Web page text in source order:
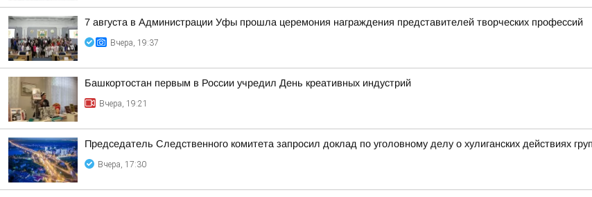
7 августа в Администрации Уфы прошла церемония награждения представителей творческих профессий
Вчера, 19:37
Башкортостан первым в России учредил День креативных индустрий
Вчера, 19:21
Председатель Следственного комитета запросил доклад по уголовному делу о хулиганских действиях
Вчера, 17:30